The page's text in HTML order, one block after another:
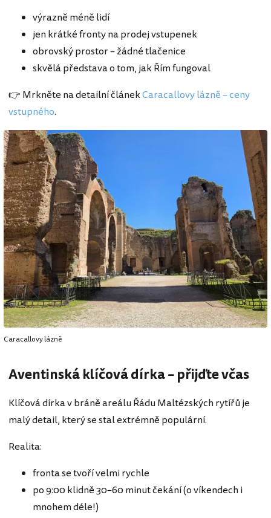
výrazně méně lidí
jen krátké fronty na prodej vstupenek
obrovský prostor – žádné tlačenice
skvělá představa o tom, jak Řím fungoval
👉 Mrkněte na detailní článekCaracallovy lázně – ceny
vstupného.
Caracallovy lázně
Aventinská klíčová dírka – přijďte včas
Klíčová dírka v bráně areálu Řádu Maltézských rytířů je
malý detail, který se stal extrémně populární.
Realita:
fronta se tvoří velmi rychle
po 9:00 klidně 30–60 minut čekání (o víkendech i
mnohem déle!)